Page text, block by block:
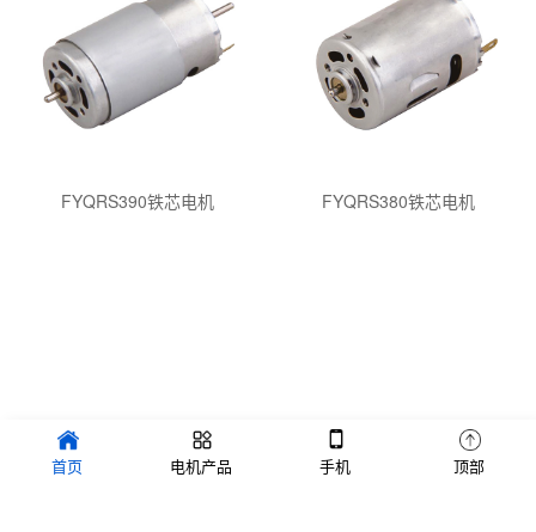
FYQRS390铁芯电机 FYQRS380铁芯电机
友情链接: 深圳网站制作
不锈钢焊接机
首页 电机产品 手机 顶部